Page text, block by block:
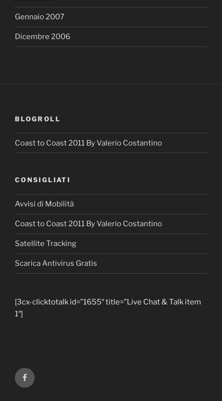
Gennaio 2007
Dicembre 2006
BLOGROLL
Coast to Coast 2011 By Valerio Costantino
CONSIGLIATI
Avvisi di Mobilità
Coast to Coast 2011 By Valerio Costantino
Satellite Tracking
Scarica Antivirus Gratis
[3cx-clicktotalk id=”1655″ title=”Live Chat & Talk item
1″]
Facebook